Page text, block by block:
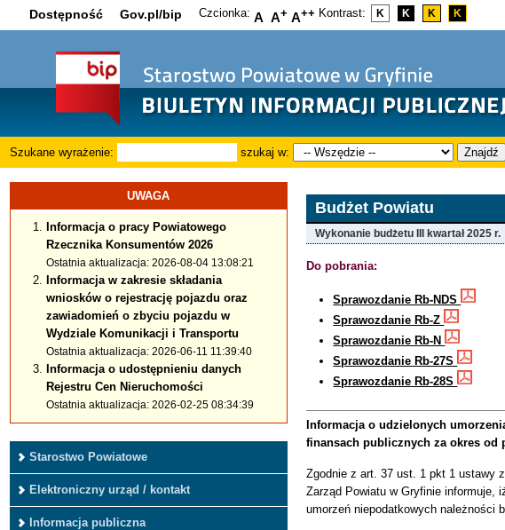
Dostępność Gov.pl/bip Czcionka: A A+ A++ Kontrast: K K K K
Szukane wyrażenie: szukaj w: Znajdź
UWAGA
Informacja o pracy Powiatowego
Rzecznika Konsumentów 2026
Ostatnia aktualizacja: 2026-08-04 13:08:21
Informacja w zakresie składania
wniosków o rejestrację pojazdu oraz
zawiadomień o zbyciu pojazdu w
Wydziale Komunikacji i Transportu
Ostatnia aktualizacja: 2026-06-11 11:39:40
Informacja o udostępnieniu danych
Rejestru Cen Nieruchomości
Ostatnia aktualizacja: 2026-02-25 08:34:39
Starostwo Powiatowe
Elektroniczny urząd / kontakt
Informacja publiczna
Budżet Powiatu
Wykonanie budżetu III kwartał 2025 r.
Do pobrania:
Sprawozdanie Rb-NDS
Sprawozdanie Rb-Z
Sprawozdanie Rb-N
Sprawozdanie Rb-27S
Sprawozdanie Rb-28S
Informacja o udzielonych
finansach publicznych za okres od
Zgodnie z art. 37 ust. 1 pkt 1 ustawy
Zarząd Powiatu w Gryfinie informuje,
umorzeń niepodatkowych należności